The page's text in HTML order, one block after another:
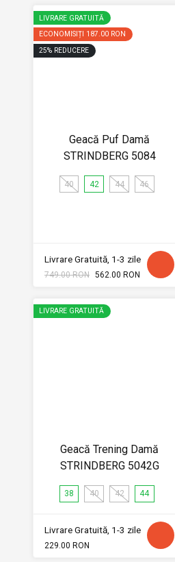
LIVRARE GRATUITĂ
ECONOMISIȚI 187.00 RON
25% REDUCERE
Geacă Puf Damă
STRINDBERG 5084
40 42 44 46
Livrare Gratuită, 1-3 zile
749.00 RON 562.00 RON
LIVRARE GRATUITĂ
Geacă Trening Damă
STRINDBERG 5042G
38 40 42 44
Livrare Gratuită, 1-3 zile
229.00 RON